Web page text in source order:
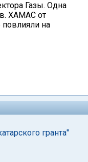
Газы. Одна
ХАМАС от
на
гранта"